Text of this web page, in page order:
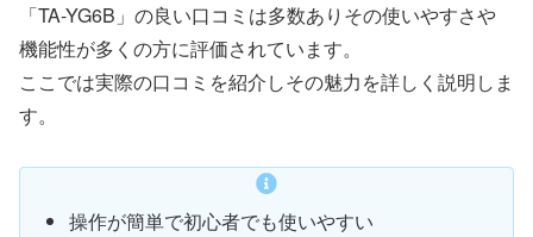
「TA-YG6B」の良い口コミは多数ありその使いやすさや
機能性が多くの方に評価されています。
ここでは実際の口コミを紹介しその魅力を詳しく説明しま
す。
操作が簡単で初心者でも使いやすい